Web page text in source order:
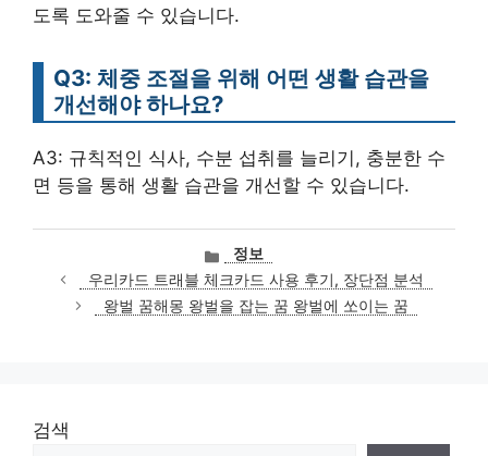
도록 도와줄 수 있습니다.
Q3: 체중 조절을 위해 어떤 생활 습관을
개선해야 하나요?
A3: 규칙적인 식사, 수분 섭취를 늘리기, 충분한 수
면 등을 통해 생활 습관을 개선할 수 있습니다.
카
테
고
리
정보
우리카드 트래블 체크카드 사용 후기, 장단점 분석
왕벌 꿈해몽 왕벌을 잡는 꿈 왕벌에 쏘이는 꿈
검색